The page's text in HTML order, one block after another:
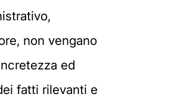
non vengano
ed
fatti rilevanti e